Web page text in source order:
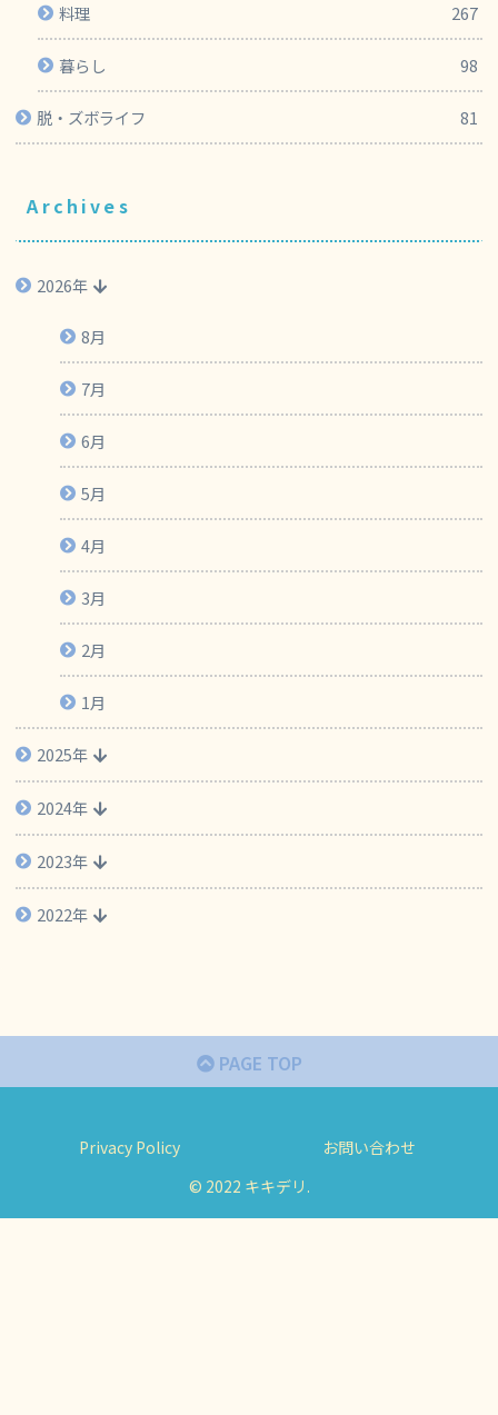
料理 267
暮らし 98
脱・ズボライフ 81
Archives
2026年
8月
7月
6月
5月
4月
3月
2月
1月
2025年
2024年
2023年
2022年
PAGE TOP
Privacy Policy
お問い合わせ
© 2022 キキデリ.